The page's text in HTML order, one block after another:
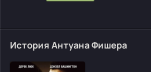
История Антуана Фишера